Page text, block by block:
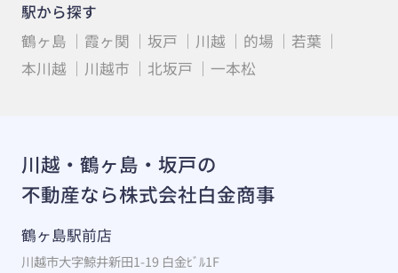
駅から探す
鶴ヶ島
霞ヶ関 坂戸 川越 的場
若葉
本川越
川越市 北坂戸 一本松
川越・鶴ヶ島・坂戸の
不動産なら株式会社白金商事
鶴ヶ島駅前店
川越市大字鯨井新田1-19 白金ﾋﾞﾙ1F